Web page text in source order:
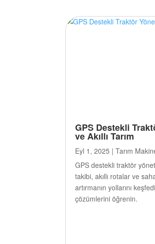
GPS Destekli
ve Akıllı Tarım
Eyl 1, 2025 |Tarım
GPS destekli traktör
takibi, akıllı rotalar ve
artırmanın yollarını
çözümlerini öğrenin.